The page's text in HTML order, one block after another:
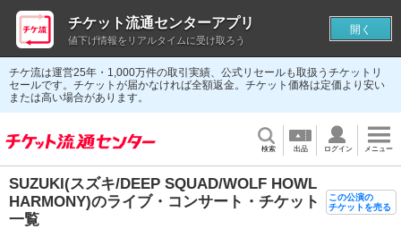
チケ流は運営25年・1,000万件の取引実績、公式リセールも取扱うチケットリ
セールです。チケットが届かなければ全額返金。チケット価格は定価より安い
または高い場合があります。
検索 出品 ログイン メニュー
SUZUKI(スズキ/DEEP SQUAD/WOLF HOWL
HARMONY)のライブ・コンサート・チケット
一覧
この公演の
チケットを売る
チケット流通センターアプリ
値下げ情報をリアルタイムに受け取ろう
開く